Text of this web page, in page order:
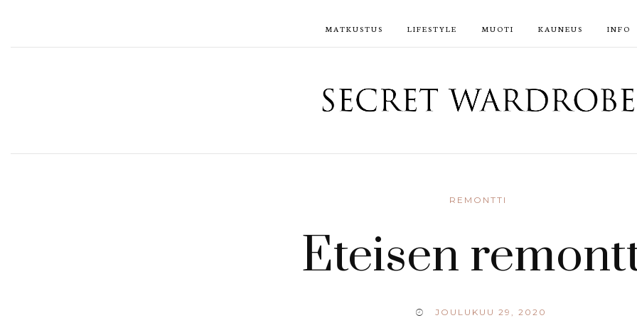
MATKUSTUS LIFESTYLE MUOTI KAUNEUS INFO
REMONTTI
Eteisen
JOULUKUU 29, 2020